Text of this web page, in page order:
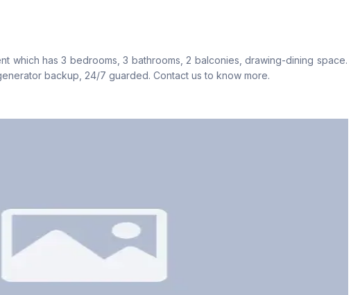
ফ্লোর টাইপ
Tiled
রান্নাঘর
1
3 bedrooms, 3 bathrooms, 2 balconies, drawing-dining space.
backup, 24/7 guarded. Contact us to know more.